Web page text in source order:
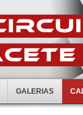
GALERIAS